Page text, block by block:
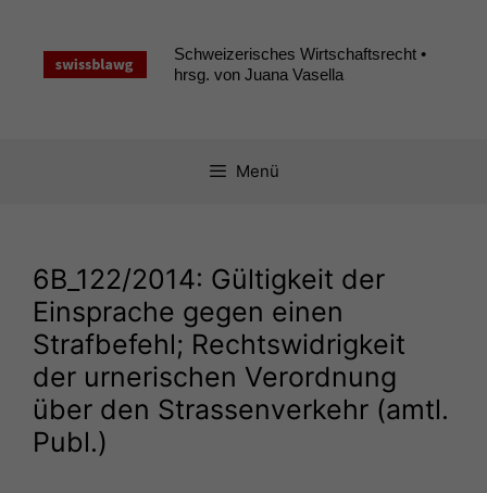
springen
Schweizerisches Wirtschaftsrecht •
hrsg. von Juana Vasella
Menü
6B_122/2014: Gültigkeit der
Einsprache gegen einen
Strafbefehl; Rechtswidrigkeit
der urnerischen Verordnung
über den Strassenverkehr (amtl.
Publ.)